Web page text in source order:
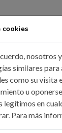
cookies
nosotros
similares para
como su visita
u
legítimos en
Para más